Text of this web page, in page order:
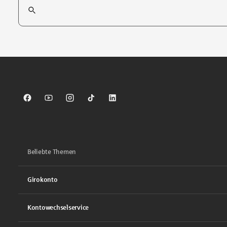
Sparkasse auf Facebook
Sparkasse auf Youtube
Sparkasse auf Instagram
Sparkasse auf TikTok
Sparkasse auf LinkedIn
Beliebte Themen
Girokonto
Kontowechselservice